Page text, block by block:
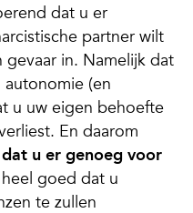
dat u er
partner wilt
gevaar in. Namelijk dat
(en
u uw eigen behoefte
En daarom
u er genoeg voor
goed dat u
te zullen